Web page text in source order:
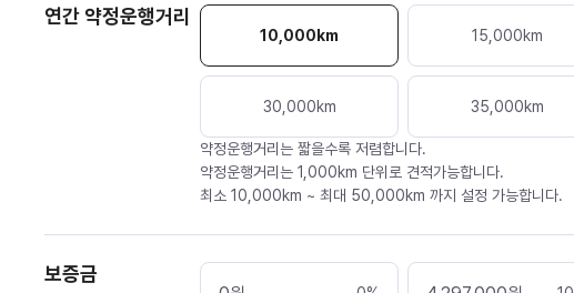
연간 약정운행거리
10,000 km 15,000km
30,000km 35,000km
약정운행거리는 짧을수록 저렴합니다.
약정운행거리는 1,000km 단위로 견적가능합니다.
최소 10,000km ~ 최대 50,000km 까지 설정 가능합니다.
보증금